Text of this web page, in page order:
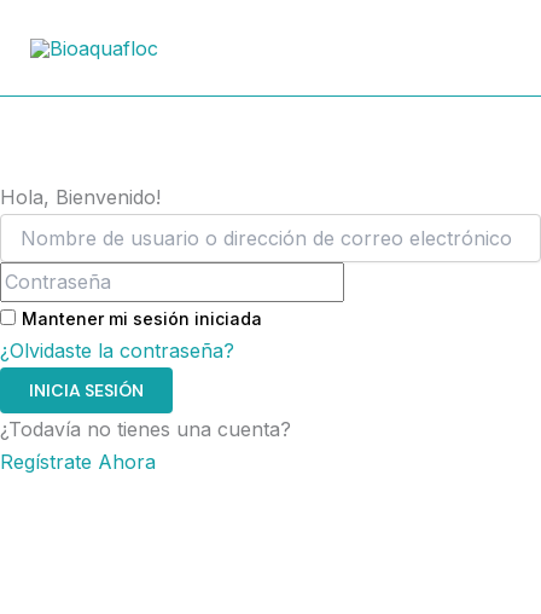
Hola, Bienvenido!
Mantener mi sesión iniciada
¿Olvidaste la contraseña?
INICIA SESIÓN
¿Todavía no tienes una cuenta?
Regístrate Ahora